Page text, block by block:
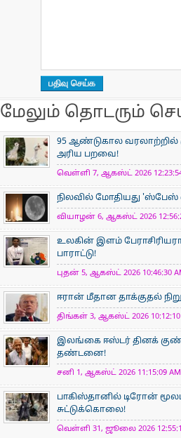
மேலும் தொடரும்
95 ஆண்டுகால வரலாற்றில்
அரிய பறவை!
வெள்ளி 7, ஆகஸ்ட் 2026 12:23:54
நிலவில் மோதியது 'ஸ்பேஸ்
வியாழன் 6, ஆகஸ்ட் 2026
உலகின் இளம்
பாராட்டு!
புதன் 5, ஆகஸ்ட் 2026 10:46:30
ஈரான் மீதான தாக்குதல்
திங்கள் 3, ஆகஸ்ட் 2026 10:12:10
இலங்கை ஈஸ்டர் தினக்
தண்டனை!
சனி 1, ஆகஸ்ட் 2026 11:15:09 AM
பாகிஸ்தானில் டிரோன்
சுட்டுக்கொலை!
வெள்ளி 31, ஜூலை 2026